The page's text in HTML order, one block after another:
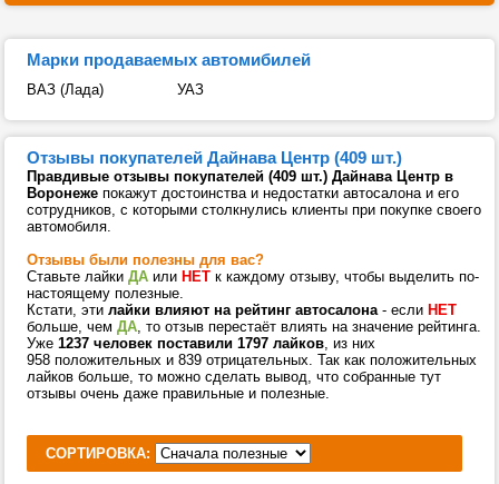
Марки продаваемых автомибилей
ВАЗ (Лада) УАЗ
Отзывы покупателей Дайнава Центр (409 шт.)
Правдивые отзывы покупателей (409 шт.) Дайнава Центр в
Воронеже покажут достоинства и недостатки автосалона и его
сотрудников, с которыми столкнулись клиенты при покупке своего
автомобиля.
Отзывы были полезны для вас?
Ставьте лайки ДА или НЕТ к каждому отзыву, чтобы выделить по-
настоящему полезные.
Кстати, эти лайки влияют на рейтинг автосалона- если НЕТ
больше, чем ДА, то отзыв перестаёт влиять на значение рейтинга.
Уже 1237 человек поставили 1797 лайков, из них
958 положительных и 839 отрицательных. Так как положительных
лайков больше, то можно сделать вывод, что собранные тут
отзывы очень даже правильные и полезные.
СОРТИРОВКА: